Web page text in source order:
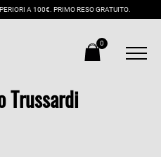
A 100€. PRIMO RESO GRATUITO.
0
Trussardi